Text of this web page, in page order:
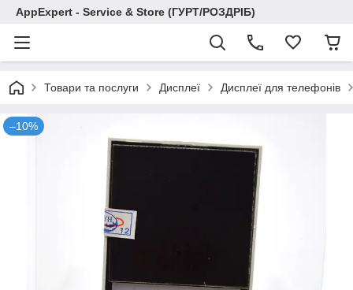
AppExpert - Service & Store (ГУРТ/РОЗДРІБ)
Товари та послуги Дисплеї Дисплеї для телефонів
–10%